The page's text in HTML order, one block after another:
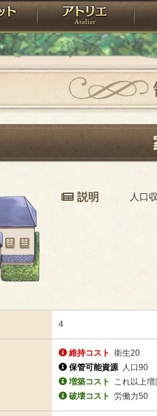
ローレット アト
説明 人口
4
維持コスト 衛生20
保管可能資源
人口90
増築コスト
これ以上増
破壊コスト 労働力50